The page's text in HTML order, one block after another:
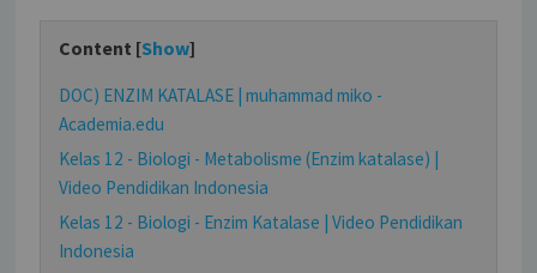
Content [Show]
DOC) ENZIM KATALASE | muhammad miko -
Academia.edu
Kelas 12 - Biologi - Metabolisme (Enzim katalase) |
Video Pendidikan Indonesia
Kelas 12 - Biologi - Enzim Katalase | Video Pendidikan
Indonesia